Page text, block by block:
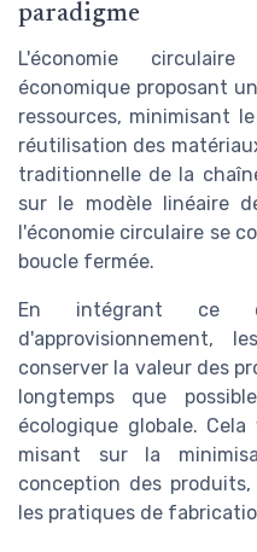
paradigme
L'économie
économique proposant
ressources, minimisant
réutilisation des
traditionnelle de la
sur le modèle linéaire
l'économie circulaire se
boucle fermée.
En intégrant ce
d'approvisionnement,
conserver la valeur des
longtemps que
écologique globale.
misant sur la
conception des
les pratiques de